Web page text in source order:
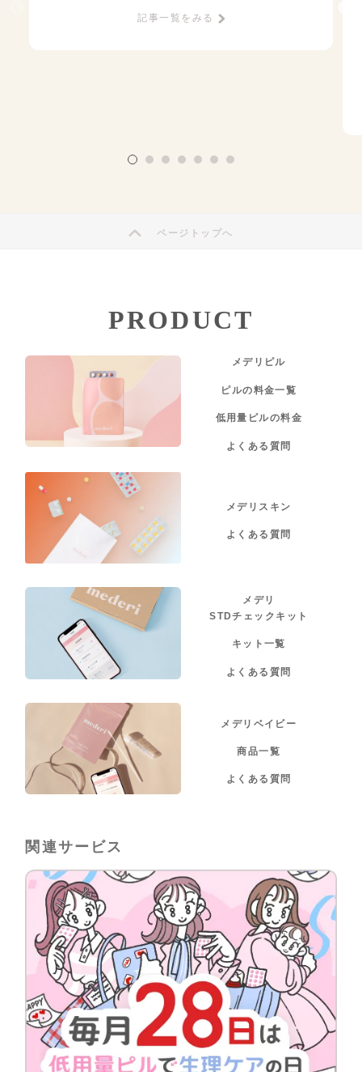
記事一覧をみる
ページトップへ
PRODUCT
メデリピル
ピルの料金一覧
低用量ピルの料金
よくある質問
メデリスキン
よくある質問
メデリ
STDチェックキット
キット一覧
よくある質問
メデリベイビー
商品一覧
よくある質問
関連サービス